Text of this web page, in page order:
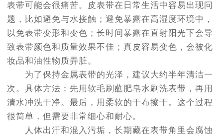
表带可能会很痛苦。皮表带在日常生活中容易出现问
题，比如避免与水接触；避免暴露在高湿度环境中，
以免表带变形和变色；长时间暴露在直射阳光下会导
致表带颜色和质量效果不佳；真皮容易变色，会被化
妆品和油性物质弄脏。
为了保持金属表带的光泽，建议大约半年清洁一
次。具体方法：先用软毛刷蘸肥皂水刷洗表带，再用
清水冲洗干净。最后，用柔软的干布擦干。这个过程
很简单，但需要非常细心和耐心。
人体出汗和混入污垢，长期藏在表带角里会腐蚀